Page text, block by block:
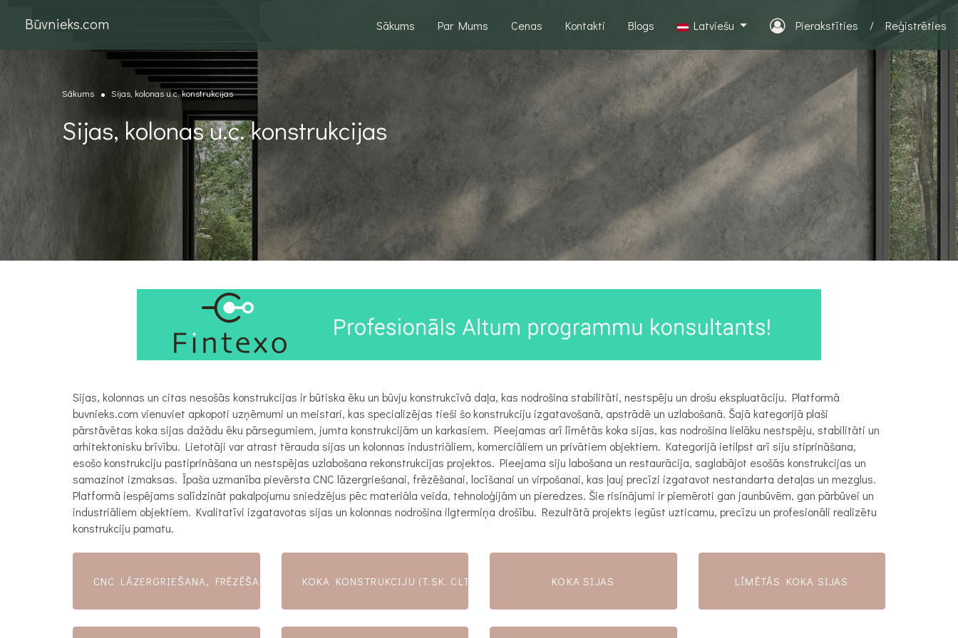
Būvnieks.com Sākums Par Mums Cenas Kontakti Blogs Latviešu Pierakstīties / Reģistrēties
Sākums Sijas, kolonas u.c. konstrukcijas
Sijas, kolonas u.c. konstrukcijas
Sijas, kolonnas un citas nesošās konstrukcijas ir būtiska ēku un būvju konstrukcīvā daļa, kas nodrošina stabilitāti, nestspēju un drošu ekspluatāciju. Platformā
buvnieks.com vienuviet apkopoti uzņēmumi un meistari, kas specializējas tieši šo konstrukciju izgatavošanā, apstrādē un uzlabošanā. Šajā kategorijā plaši
pārstāvētas koka sijas dažādu ēku pārsegumiem, jumta konstrukcijām un karkasiem. Pieejamas arī līmētās koka sijas, kas nodrošina lielāku nestspēju, stabilitāti un
arhitektonisku brīvību. Lietotāji var atrast tērauda sijas un kolonnas industriāliem, komerciāliem un privātiem objektiem. Kategorijā ietilpst arī siju stiprināšana,
esošo konstrukciju pastiprināšana un nestspējas uzlabošana rekonstrukcijas projektos. Pieejama siju labošana un restaurācija, saglabājot esošās konstrukcijas un
samazinot izmaksas. Īpaša uzmanība pievērsta CNC lāzergriešanai, frēzēšanai, locīšanai un virpošanai, kas ļauj precīzi izgatavot nestandarta detaļas un mezglus.
Platformā iespējams salīdzināt pakalpojumu sniedzējus pēc materiāla veida, tehnoloģijām un pieredzes. Šie risinājumi ir piemēroti gan jaunbūvēm, gan pārbūvei un
industriāliem objektiem. Kvalitatīvi izgatavotas sijas un kolonnas nodrošina ilgtermiņa drošību. Rezultātā projekts iegūst uzticamu, precīzu un profesionāli realizētu
konstrukciju pamatu.
CNC LĀZERGRIEŠANA, FRĒZĒŠANA, LOCĪŠANA UN VIRPOŠANAKOKA KONSTRUKCIJU (T.SK. CLT PANEĻU UN LĪMĒTU ELEMENTU) MONTĀŽA
KOKA SIJAS LĪMĒTĀS KOKA SIJAS